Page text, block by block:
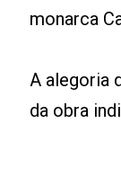
monarca
A alegoria
da obra